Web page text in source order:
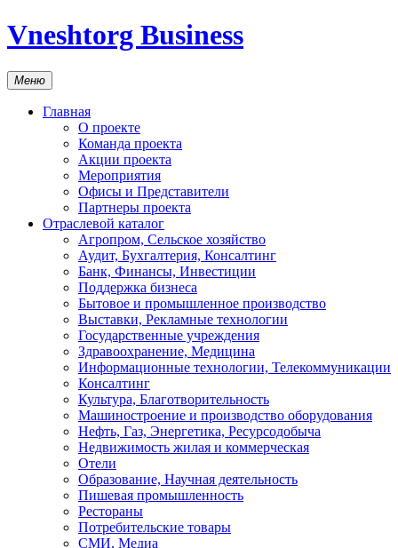
Vneshtorg Business
Меню
Главная
О проекте
Команда проекта
Акции проекта
Мероприятия
Офисы и Представители
Партнеры проекта
Отраслевой каталог
Агропром, Сельское хозяйство
Аудит, Бухгалтерия, Консалтинг
Банк, Финансы, Инвестиции
Поддержка бизнеса
Бытовое и промышленное производство
Выставки, Рекламные технологии
Государственные учреждения
Здравоохранение, Медицина
Информационные технологии, Телекоммуникации
Консалтинг
Культура, Благотворительность
Машиностроение и производство оборудования
Нефть, Газ, Энергетика, Ресурсодобыча
Недвижимость жилая и коммерческая
Отели
Образование, Научная деятельность
Пишевая промышленность
Рестораны
Потребительские товары
СМИ, Медиа